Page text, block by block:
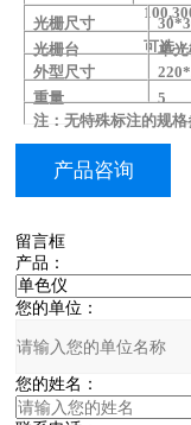
可选；
光栅尺寸
光栅台
单
外型尺寸
重量
5
注：无特殊标注的规
产品咨询
留言框
产品：
您的单位：
您的姓名：